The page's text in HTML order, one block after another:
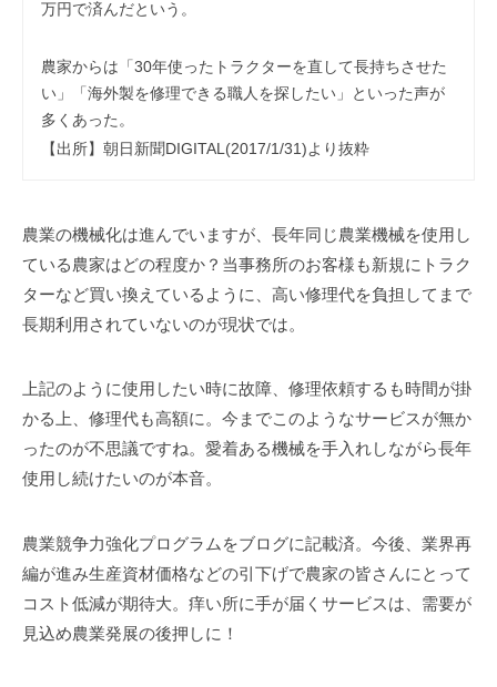
万円で済んだという。
農家からは「30年使ったトラクターを直して長持ちさせた
い」「海外製を修理できる職人を探したい」といった声が
多くあった。
【出所】朝日新聞DIGITAL(2017/1/31)より抜粋
農業の機械化は進んでいますが、長年同じ農業機械を使用し
ている農家はどの程度か？当事務所のお客様も新規にトラク
ターなど買い換えているように、高い修理代を負担してまで
長期利用されていないのが現状では。
上記のように使用したい時に故障、修理依頼するも時間が掛
かる上、修理代も高額に。今までこのようなサービスが無か
ったのが不思議ですね。愛着ある機械を手入れしながら長年
使用し続けたいのが本音。
農業競争力強化プログラムをブログに記載済。今後、業界再
編が進み生産資材価格などの引下げで農家の皆さんにとって
コスト低減が期待大。痒い所に手が届くサービスは、需要が
見込め農業発展の後押しに！